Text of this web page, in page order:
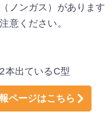
ノンガス）があります
意ください。
本出ているC型
ページはこちら